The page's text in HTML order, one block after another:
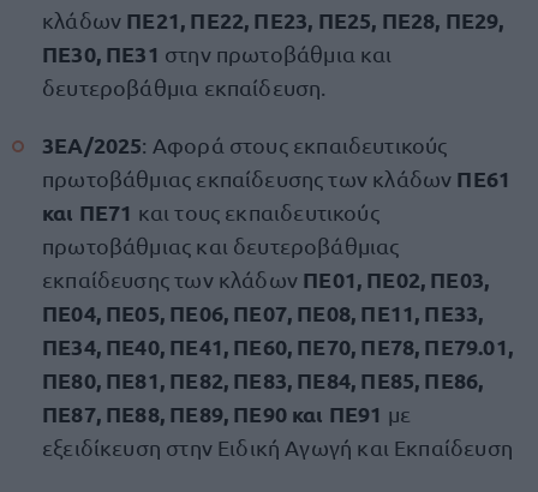
κλάδων ΠΕ21, ΠΕ22, ΠΕ23, ΠΕ25, ΠΕ28, ΠΕ29,
ΠΕ30, ΠΕ31 στην πρωτοβάθμια και
δευτεροβάθμια εκπαίδευση.
3ΕΑ/2025: Αφορά στους εκπαιδευτικούς
πρωτοβάθμιας εκπαίδευσης των κλάδων ΠΕ61
και ΠΕ71 και τους εκπαιδευτικούς
πρωτοβάθμιας και δευτεροβάθμιας
εκπαίδευσης των κλάδων ΠΕ01, ΠΕ02, ΠΕ03,
ΠΕ04, ΠΕ05, ΠΕ06, ΠΕ07, ΠΕ08, ΠΕ11, ΠΕ33,
ΠΕ34, ΠΕ40, ΠΕ41, ΠΕ60, ΠΕ70, ΠΕ78, ΠΕ79.01,
ΠΕ80, ΠΕ81, ΠΕ82, ΠΕ83, ΠΕ84, ΠΕ85, ΠΕ86,
ΠΕ87, ΠΕ88, ΠΕ89, ΠΕ90 και ΠΕ91 με
εξειδίκευση στην Ειδική Αγωγή και Εκπαίδευση